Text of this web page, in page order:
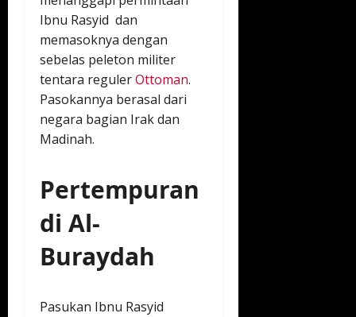
Ibnu Rasyid dan
memasoknya dengan
sebelas peleton militer
tentara regulerOttoman.
Pasokannya berasal dari
negara bagian Irak dan
Madinah.
Pertempuran
di Al-
Buraydah
Pasukan Ibnu Rasyid